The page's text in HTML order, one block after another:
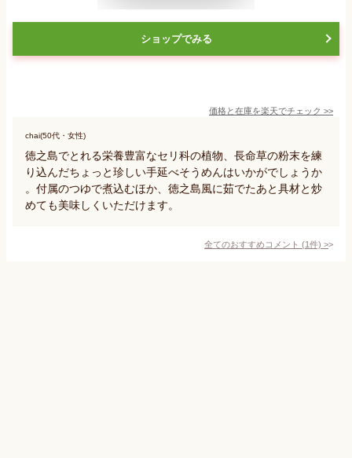
ショップでみる
価格と在庫を楽天でチェック >>
chai(50代・女性)
徳之島でとれる栄養豊富なセリ科の植物、長命草の粉末を練
り込んだちょっと珍しい手延べそうめんはいかがでしょうか
。付属のつゆで煮込むほか、徳之島風に茹でたあと具材と炒
めても美味しくいただけます。
全てのおすすめコメント (1件) >